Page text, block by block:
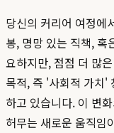
당신의 커리어 여정에
봉, 명망 있는 직책, 혹
요하지만, 점점 더 많
목적, 즉 '사회적 가치'
하고 있습니다. 이 변
허무는 새로운 움직임